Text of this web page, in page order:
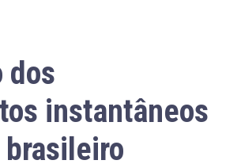
dos
instantâneos